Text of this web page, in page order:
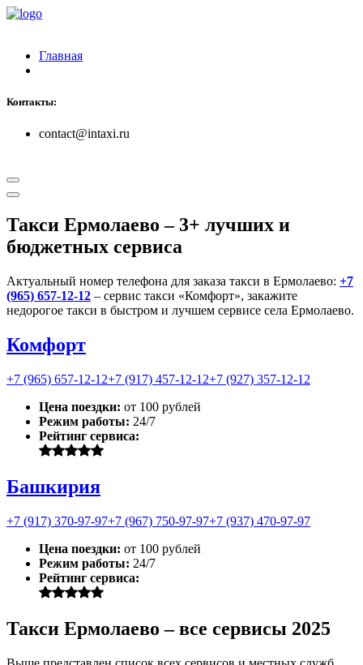
Главная
Контакты:
contact@intaxi.ru
Такси Ермолаево – 3+ лучших и
бюджетных сервиса
Актуальный номер телефона для заказа такси в Ермолаево: +7
(965) 657-12-12 – сервис такси «Комфорт», закажите
недорогое такси в быстром и лучшем сервисе села Ермолаево.
Комфорт
+7 (965) 657-12-12+7 (917) 457-12-12+7 (927) 357-12-12
Цена поездки: от 100 рублей
Режим работы: 24/7
Рейтинг сервиса:
Башкирия
+7 (917) 370-97-97+7 (967) 750-97-97+7 (937) 470-97-97
Цена поездки: от 100 рублей
Режим работы: 24/7
Рейтинг сервиса:
Такси Ермолаево – все сервисы 2025